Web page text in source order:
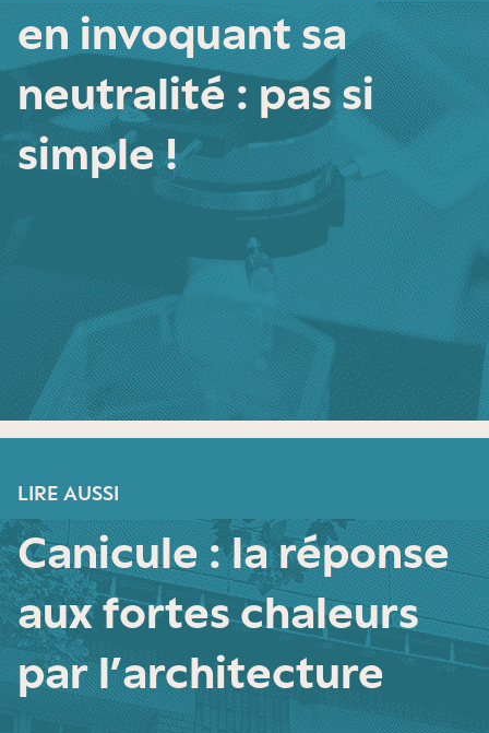
en invoquant sa
neutralité : pas si
simple !
LIRE AUSSI
Canicule : la réponse
aux fortes chaleurs
par l’architecture